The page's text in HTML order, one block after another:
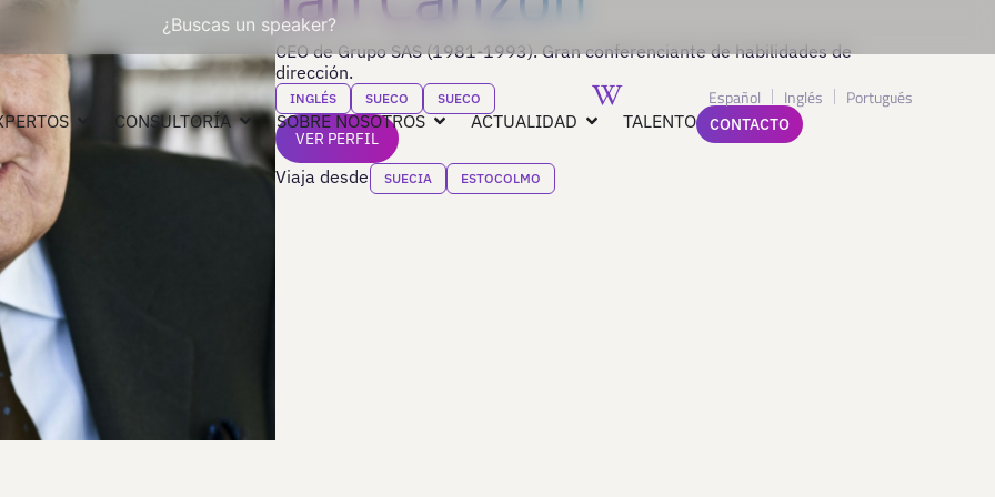
¿Buscas un speaker?
CONSULTORÍA SOBRE NOSOTROS ACTUALIDAD TALENTO
Español Inglés Portugués
CONTACTO
CEO de Grupo SAS (1981-1993). Gran conferenciante de habilidades de
dirección.
INGLÉS SUECO SUECO
VER PERFIL
Viaja desde SUECIA ESTOCOLMO